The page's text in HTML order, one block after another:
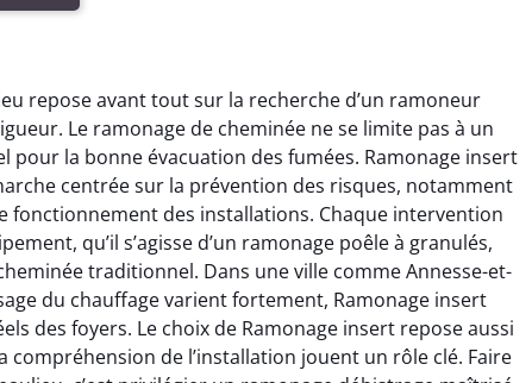
repose avant tout sur la recherche d’un ramoneur
Le ramonage de cheminée ne se limite pas à un
la bonne évacuation des fumées. Ramonage insert
centrée sur la prévention des risques, notamment
fonctionnement des installations. Chaque intervention
qu’il s’agisse d’un ramonage poêle à granulés,
traditionnel. Dans une ville comme Annesse-et-
du chauffage varient fortement, Ramonage insert
des foyers. Le choix de Ramonage insert repose aussi
de l’installation jouent un rôle clé. Faire